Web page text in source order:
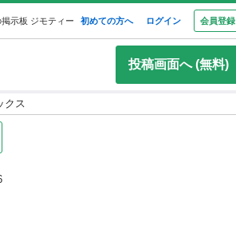
示板 ジモティー 初めての方へ ログイン 会員登録
投稿画面へ (無料)
クス